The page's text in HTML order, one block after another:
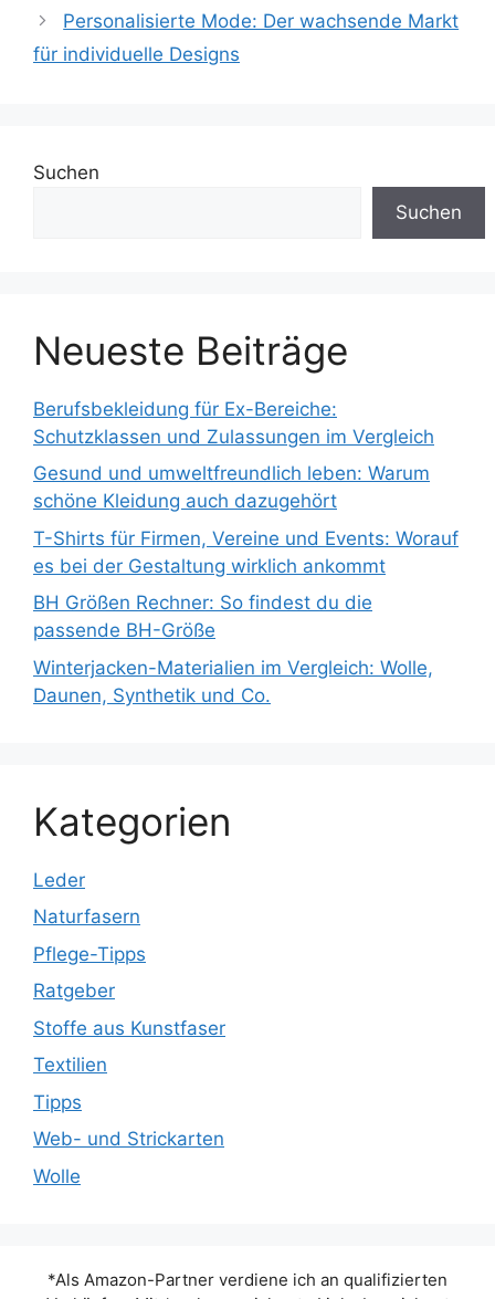
Personalisierte Mode: Der wachsende Markt
für individuelle Designs
Suchen
Suchen
Neueste Beiträge
Berufsbekleidung für Ex-Bereiche:
Schutzklassen und Zulassungen im Vergleich
Gesund und umweltfreundlich leben: Warum
schöne Kleidung auch dazugehört
T-Shirts für Firmen, Vereine und Events: Worauf
es bei der Gestaltung wirklich ankommt
BH Größen Rechner: So findest du die
passende BH-Größe
Winterjacken-Materialien im Vergleich: Wolle,
Daunen, Synthetik und Co.
Kategorien
Leder
Naturfasern
Pflege-Tipps
Ratgeber
Stoffe aus Kunstfaser
Textilien
Tipps
Web- und Strickarten
Wolle
*Als Amazon-Partner verdiene ich an qualifizierten